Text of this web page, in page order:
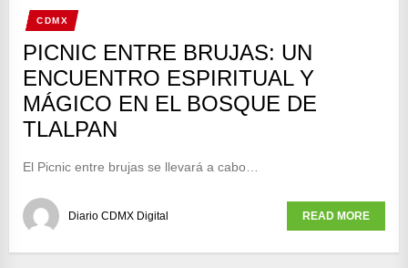
CDMX
PICNIC ENTRE BRUJAS: UN
ENCUENTRO ESPIRITUAL Y
MÁGICO EN EL BOSQUE DE
TLALPAN
El Picnic entre brujas se llevará a cabo…
Diario CDMX Digital READ MORE